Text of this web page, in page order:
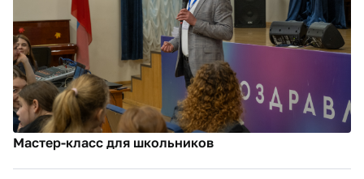
Мастер-класс для школьников